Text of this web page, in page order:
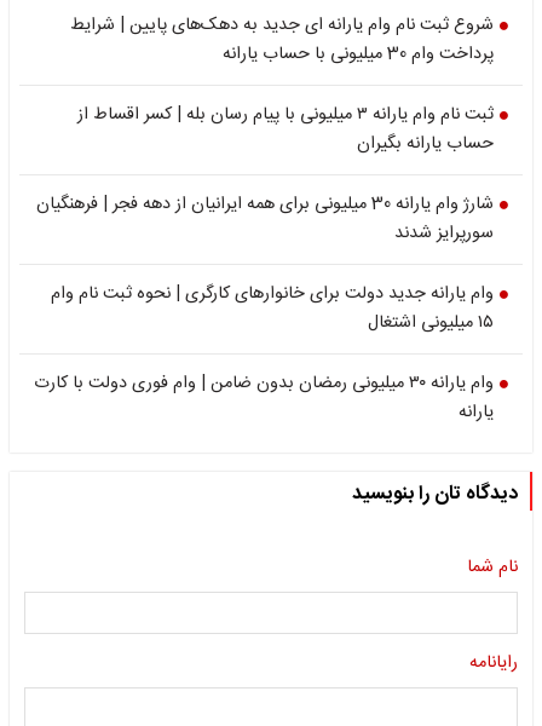
شروع ثبت نام وام یارانه ای جدید به دهک‌های پایین | شرایط
پرداخت وام 30 میلیونی با حساب یارانه
ثبت نام وام یارانه ۳ میلیونی با پیام رسان بله | کسر اقساط از
حساب یارانه بگیران
شارژ وام یارانه 30 میلیونی برای همه ایرانیان از دهه فجر | فرهنگیان
سورپرایز شدند
وام یارانه جدید دولت برای خانوارهای کارگری | نحوه ثبت نام وام
۱۵ میلیونی اشتغال
وام یارانه ۳۰ میلیونی رمضان بدون ضامن | وام فوری دولت با کارت
یارانه
دیدگاه تان را بنویسید
نام شما
رایانامه